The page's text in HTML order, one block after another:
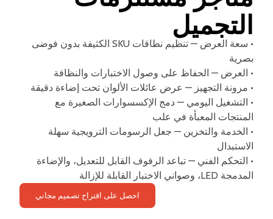
التجميل
• سعة العرض — تنظيم نطاقات SKU الكثيفة بدون فوضى
بصرية
• العرض — الحفاظ على وصول الاختبارات والنظافة
• مرونة التجهيز — عرض عائلات الألوان تحت إضاءة دقيقة
• التشغيل اليومي — دمج الإكسسوارات الصغيرة مع
المنتجات المعبأة في علب
• الخدمة والتخزين — جعل الرسومات الترويجية سهلة
الاستبدال
• التحكم الفني — تباعد الرفوف القابل للتعديل، والإضاءة
المدمجة LED، وصواني الاختبار القابلة للإزالة
احصل على اقتراح تصميم مجاني